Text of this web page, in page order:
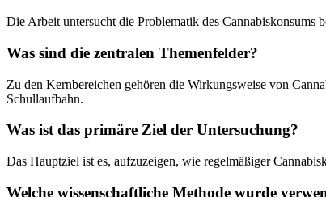
Die Arbeit untersucht die Problematik des Cannabiskonsums
Was sind die zentralen Themenfelder?
Zu den Kernbereichen gehören die Wirkungsweise von
Schullaufbahn.
Was ist das primäre Ziel der Untersuchung?
Das Hauptziel ist es, aufzuzeigen, wie regelmäßiger
Welche wissenschaftliche Methode wurde